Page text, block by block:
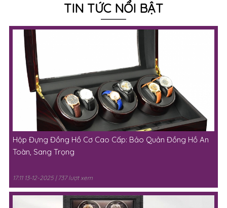
TIN TỨC NỔI BẬT
Hộp Đựng Đồng Hồ Cơ Cao Cấp: Bảo Quản Đồng Hồ An
Toàn, Sang Trọng
17:11 13-12-2025 | 737 lượt xem